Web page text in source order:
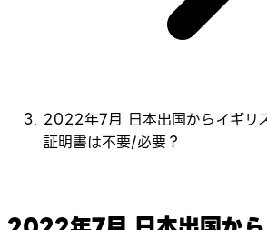
2022年7月 日本出国からイギリ
証明書は不要/必要？